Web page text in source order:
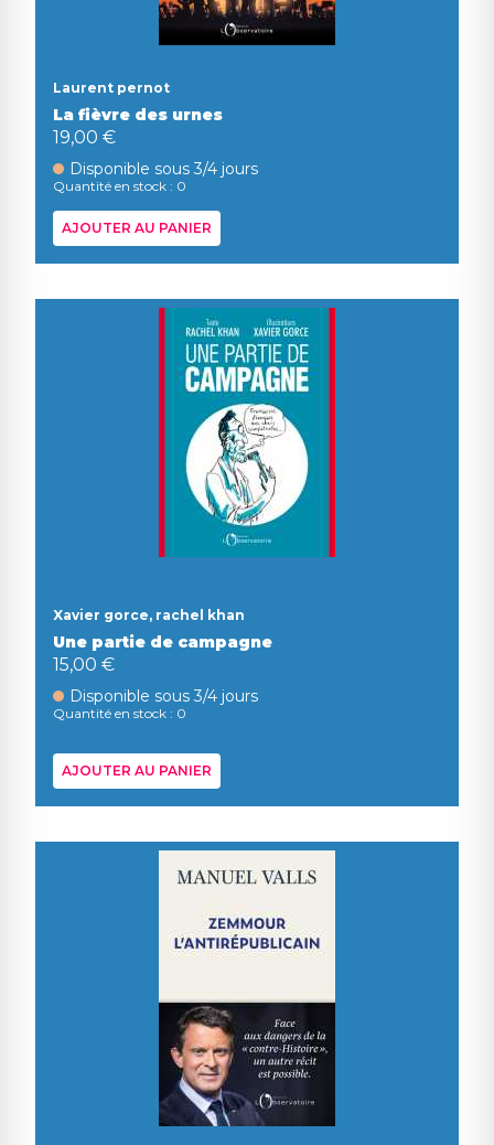
Laurent pernot
La fièvre des urnes
19,00 €
Disponible sous 3/4 jours
Quantité en stock : 0
AJOUTER AU PANIER
Xavier gorce, rachel khan
Une partie de campagne
15,00 €
Disponible sous 3/4 jours
Quantité en stock : 0
AJOUTER AU PANIER